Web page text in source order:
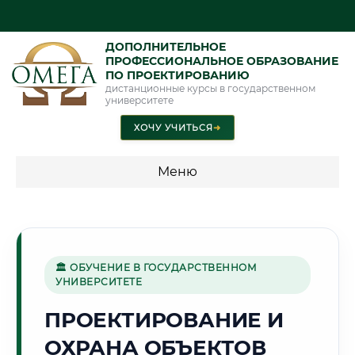
ДОПОЛНИТЕЛЬНОЕ
ПРОФЕССИОНАЛЬНОЕ ОБРАЗОВАНИЕ
ПО ПРОЕКТИРОВАНИЮ
дистанционные курсы в государственном
университете
ХОЧУ УЧИТЬСЯ➜
Меню
🕌
Г. САМАРКАНД
🏛 ОБУЧЕНИЕ В ГОСУДАРСТВЕННОМ
УНИВЕРСИТЕТЕ
ПРОЕКТИРОВАНИЕ И
ОХРАНА ОБЪЕКТОВ